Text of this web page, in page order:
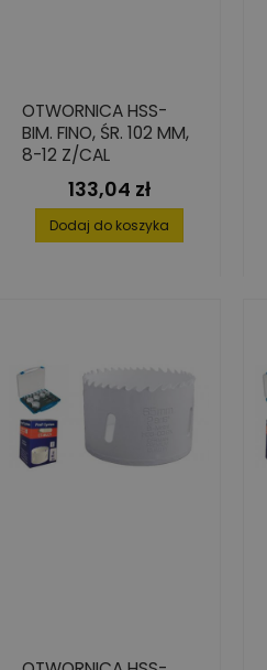
OTWORNICA HSS-
BIM. FINO, ŚR. 102 MM,
8-12 Z/CAL
Cena
133,04 zł
Dodaj do koszyka